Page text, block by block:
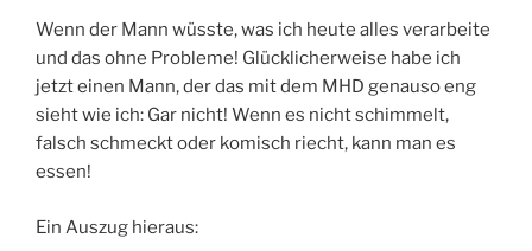
Wenn der Mann wüsste, was ich heute alles verarbeite
und das ohne Probleme! Glücklicherweise habe ich
jetzt einen Mann, der das mit dem MHD genauso eng
sieht wie ich: Gar nicht! Wenn es nicht schimmelt,
falsch schmeckt oder komisch riecht, kann man es
essen!
Ein Auszug hieraus: